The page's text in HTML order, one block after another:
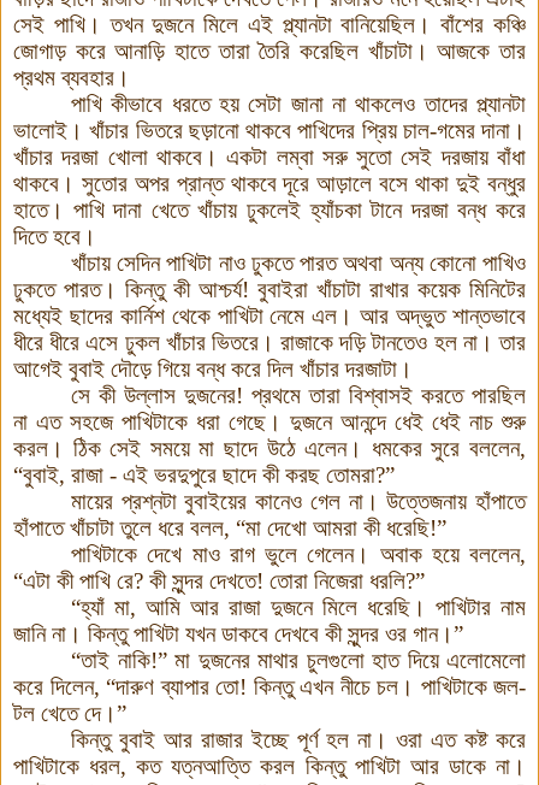
সেই পাখি। তখন দুজনে মিলে এই প্ল্যানটা বানিয়েছিল। বাঁশের কঞ্চি
জোগাড় করে আনাড়ি হাতে তারা তৈরি করেছিল খাঁচাটা। আজকে তার
প্রথম ব্যবহার।
পাখি কীভাবে ধরতে হয় সেটা জানা না থাকলেও তাদের প্ল্যানটা
ভালোই। খাঁচার ভিতরে ছড়ানো থাকবে পাখিদের প্রিয় চাল-গমের দানা।
খাঁচার দরজা খোলা থাকবে। একটা লম্বা সরু সুতো সেই দরজায় বাঁধা
থাকবে। সুতোর অপর প্রান্ত থাকবে দূরে আড়ালে বসে থাকা দুই বন্ধুর
হাতে। পাখি দানা খেতে খাঁচায় ঢুকলেই হ্যাঁচকা টানে দরজা বন্ধ করে
দিতে হবে।
খাঁচায় সেদিন পাখিটা নাও ঢুকতে পারত অথবা অন্য কোনো পাখিও
ঢুকতে পারত। কিন্তু কী আশ্চর্য! বুবাইরা খাঁচাটা রাখার কয়েক মিনিটের
মধ্যেই ছাদের কার্নিশ থেকে পাখিটা নেমে এল। আর অদ্ভুত শান্তভাবে
ধীরে ধীরে এসে ঢুকল খাঁচার ভিতরে। রাজাকে দড়ি টানতেও হল না। তার
আগেই বুবাই দৌড়ে গিয়ে বন্ধ করে দিল খাঁচার দরজাটা।
সে কী উল্লাস দুজনের! প্রথমে তারা বিশ্বাসই করতে পারছিল
না এত সহজে পাখিটাকে ধরা গেছে। দুজনে আনন্দে ধেই ধেই নাচ শুরু
করল। ঠিক সেই সময়ে মা ছাদে উঠে এলেন। ধমকের সুরে বললেন,
“বুবাই, রাজা - এই ভরদুপুরে ছাদে কী করছ তোমরা?”
মায়ের প্রশ্নটা বুবাইয়ের কানেও গেল না। উত্তেজনায় হাঁপাতে
হাঁপাতে খাঁচাটা তুলে ধরে বলল, “মা দেখো আমরা কী ধরেছি!”
পাখিটাকে দেখে মাও রাগ ভুলে গেলেন। অবাক হয়ে বললেন,
“এটা কী পাখি রে? কী সুন্দর দেখতে! তোরা নিজেরা ধরলি?”
“হ্যাঁ মা, আমি আর রাজা দুজনে মিলে ধরেছি। পাখিটার নাম
জানি না। কিন্তু পাখিটা যখন ডাকবে দেখবে কী সুন্দর ওর গান।”
“তাই নাকি!”মা দুজনের মাথার চুলগুলো হাত দিয়ে এলোমেলো
করে দিলেন, “দারুণ ব্যাপার তো! কিন্তু এখন নীচে চল। পাখিটাকে জল-
টল খেতে দে।”
কিন্তু বুবাই আর রাজার ইচ্ছে পূর্ণ হল না। ওরা এত কষ্ট করে
পাখিটাকে ধরল, কত যত্নআত্তি করল কিন্তু পাখিটা আর ডাকে না।